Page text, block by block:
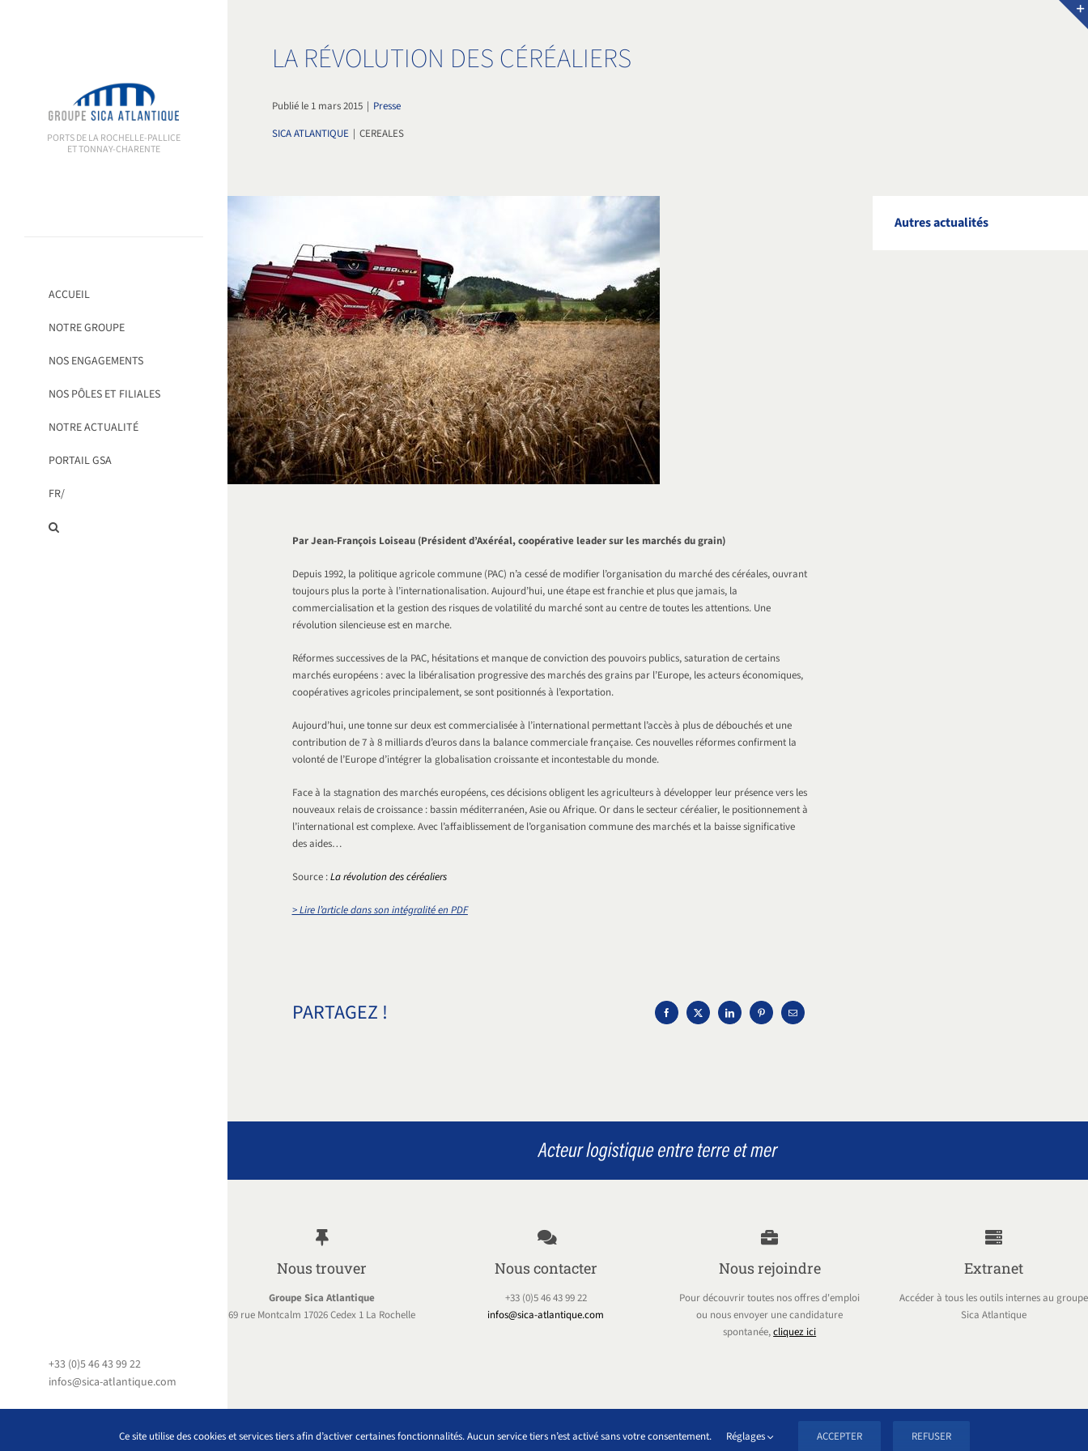
PORTS DE LA ROCHELLE-PALLICE
ET TONNAY-CHARENTE
ACCUEIL
NOTRE GROUPE
NOS ENGAGEMENTS
NOS PÔLES ET FILIALES
NOTRE ACTUALITÉ
PORTAIL GSA
FR/
+33 (0)5 46 43 99 22
infos@sica-atlantique.com
LA RÉVOLUTION DES CÉRÉALIERS
Publié le 1 mars 2015 | Presse
SICA ATLANTIQUE | CEREALES
ParJean-François Loiseau (Président d’Axéréal, coopérative leader sur les marchés du grain)
Depuis 1992, la politique agricole commune (PAC) n’a cessé de modifier l’organisation du marché des céréales, ouvrant
toujours plus la porte à l’internationalisation. Aujourd’hui, une étape est franchie et plus que jamais, la
commercialisation et la gestion des risques de volatilité du marché sont au centre de toutes les attentions. Une
révolution silencieuse est en marche.
Réformes successives de la PAC, hésitations et manque de conviction des pouvoirs publics, saturation de certains
marchés européens : avec la libéralisation progressive des marchés des grains par l’Europe, les acteurs économiques,
coopératives agricoles principalement, se sont positionnés à l’exportation.
Aujourd’hui, une tonne sur deux est commercialisée à l’international permettant l’accès à plus de débouchés et une
contribution de 7 à 8 milliards d’euros dans la balance commerciale française. Ces nouvelles réformes confirment la
volonté de l’Europe d’intégrer la globalisation croissante et incontestable du monde.
Face à la stagnation des marchés européens, ces décisions obligent les agriculteurs à développer leur présence vers les
nouveaux relais de croissance : bassin méditerranéen, Asie ou Afrique. Or dans le secteur céréalier, le positionnement à
l’international est complexe. Avec l’affaiblissement de l’organisation commune des marchés et la baisse significative
des aides…
Source :La révolution des céréaliers
> Lire l’article dans son intégralité en PDF
PARTAGEZ !
Autres actualités
Nous trouver
Groupe Sica Atlantique
69 rue Montcalm 17026 Cedex 1 La Rochelle
Nous contacter
+33 (0)5 46 43 99 22
infos@sica-atlantique.com
Nous rejoindre
Pour découvrir toutes nos offres d'emploi
ou nous envoyer une candidature
spontanée,cliquez ici
Extranet
Accéder à tous les outils internes au groupe
Sica Atlantique
Ce site utilise des cookies et services tiers afin d’activer certaines fonctionnalités. Aucun service tiers n’est activé sans votre consentement. Réglages ACCEPTER REFUSER